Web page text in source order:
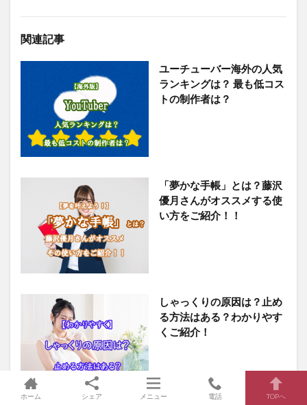
関連記事
ユーチューバー海外の人気
ランキングは？ 最も低コス
トの制作者は？
「夢かな手帳」とは？藤沢
優月さんがオススメする使
い方をご紹介！！
しゃっくりの原因は？止め
る方法はある？わかりやす
くご紹介！
ホーム シェア メニュー 電話 TOPへ